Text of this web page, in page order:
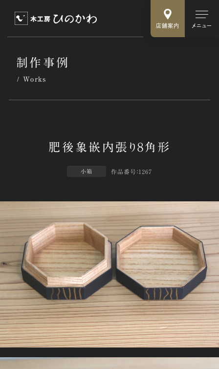
店舗案内 メニュー
制作事例
Works
小箱 作品番号：1267